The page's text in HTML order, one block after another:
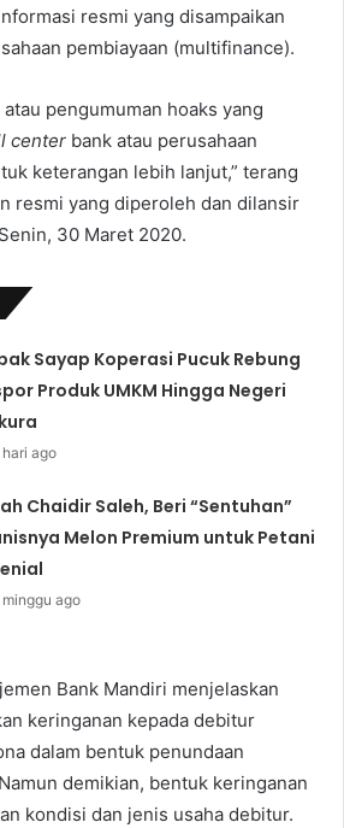
resmi yang disampaikan
pembiayaan (multifinance).
pengumuman hoaks yang
center bank atau perusahaan
keterangan lebih lanjut,” terang
resmi yang diperoleh dan dilansir
30 Maret 2020.
Sayap Koperasi Pucuk Rebung
Produk UMKM Hingga Negeri
hari ago
Chaidir Saleh, Beri “Sentuhan”
Melon Premium untuk Petani
minggu ago
Bank Mandiri menjelaskan
keringanan kepada debitur
dalam bentuk penundaan
demikian, bentuk keringanan
kondisi dan jenis usaha debitur.